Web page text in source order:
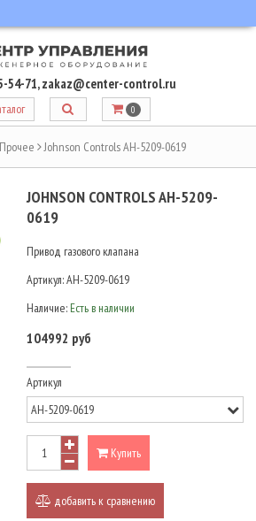
54-71,zakaz@center-control.ru
0
Прочее Johnson Controls AH-5209-0619
JOHNSON CONTROLS AH-5209-
0619
Привод газового клапана
Артикул:AH-5209-0619
Наличие: Есть в наличии
104992 руб
Артикул
Купить
добавить к сравнению